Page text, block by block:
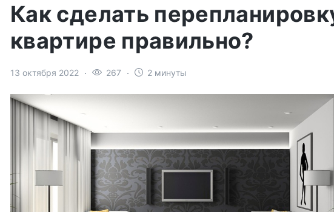
Как сделать
квартире правильно?
13 октября 2022 267 2 минуты